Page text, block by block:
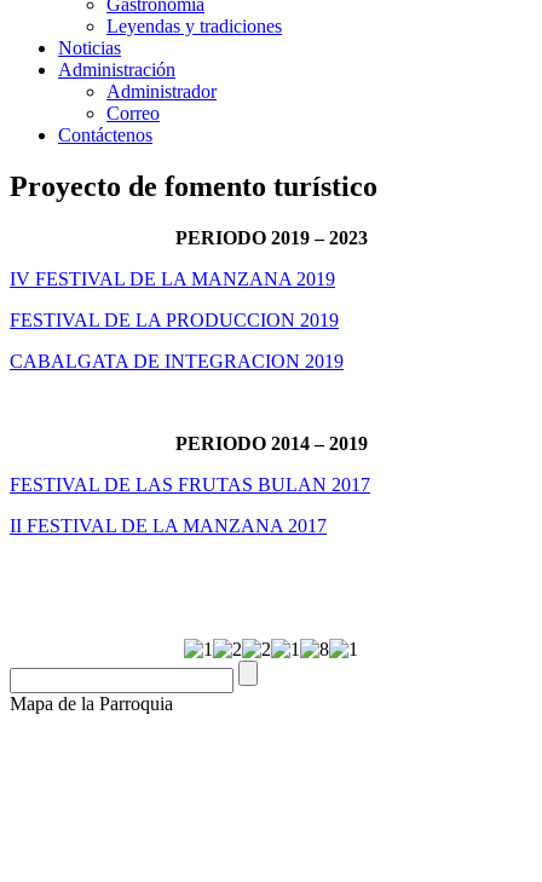
Gastronomía
Leyendas y tradiciones
Noticias
Administración
Administrador
Correo
Contáctenos
Proyecto de fomento turístico
PERIODO 2019 – 2023
IV FESTIVAL DE LA MANZANA 2019
FESTIVAL DE LA PRODUCCION 2019
CABALGATA DE INTEGRACION 2019
PERIODO 2014 – 2019
FESTIVAL DE LAS FRUTAS BULAN 2017
II FESTIVAL DE LA MANZANA 2017
Mapa de la Parroquia